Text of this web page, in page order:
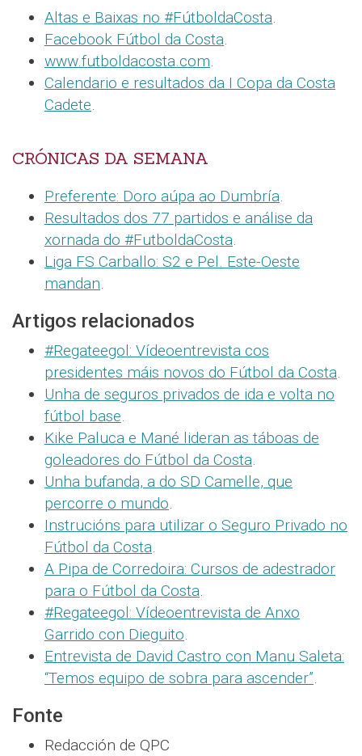
Altas e Baixas no #FútboldaCosta.
Facebook Fútbol da Costa.
www.futboldacosta.com.
Calendario e resultados da I Copa da Costa
Cadete.
CRÓNICAS DA SEMANA
Preferente: Doro aúpa ao Dumbría.
Resultados dos 77 partidos e análise da
xornada do #FutboldaCosta.
Liga FS Carballo: S2 e Pel. Este-Oeste
mandan.
Artigos relacionados
#Regateegol: Vídeoentrevista cos
presidentes máis novos do Fútbol da Costa.
Unha de seguros privados de ida e volta no
fútbol base.
Kike Paluca e Mané lideran as táboas de
goleadores do Fútbol da Costa.
Unha bufanda, a do SD Camelle, que
percorre o mundo.
Instrucións para utilizar o Seguro Privado no
Fútbol da Costa.
A Pipa de Corredoira: Cursos de adestrador
para o Fútbol da Costa.
#Regateegol: Vídeoentrevista de Anxo
Garrido con Dieguito.
Entrevista de David Castro con Manu Saleta:
“Temos equipo de sobra para ascender”.
Fonte
Redacción de QPC